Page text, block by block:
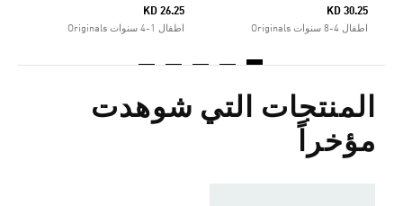
KD 30.25
اطفال 4-8 سنوات Originals
KD 26.25
اطفال 1-4 سنوات Originals
المنتجات التي شوهدت
مؤخراً